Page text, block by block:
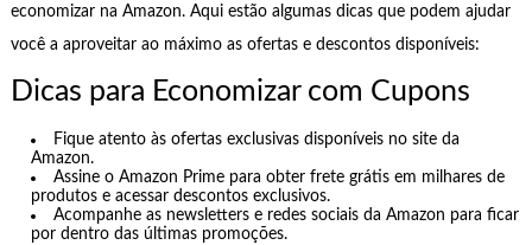
economizar na Amazon. Aqui estão algumas dicas que podem ajudar
você a aproveitar ao máximo as ofertas e descontos disponíveis:
Dicas para Economizar com Cupons
Fique atento às ofertas exclusivas disponíveis no site da
Amazon.
Assine o Amazon Prime para obter frete grátis em milhares de
produtos e acessar descontos exclusivos.
Acompanhe as newsletters e redes sociais da Amazon para ficar
por dentro das últimas promoções.